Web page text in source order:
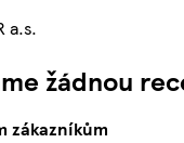
a.s.
žádnou
zákazníkům